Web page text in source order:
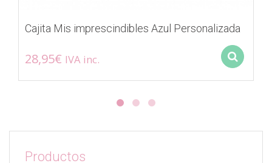
Cajita Mis imprescindibles Azul Personalizada
28,95€ IVA inc.
opciones
Productos